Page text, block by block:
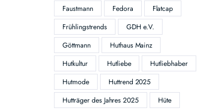
Faustmann
Fedora
Flatcap
Frühlingstrends
GDH e.V.
Göttmann
Huthaus Mainz
Hutkultur
Hutliebe
Hutliebhaber
Hutmode
Huttrend 2025
Hutträger des Jahres 2025
Hüte